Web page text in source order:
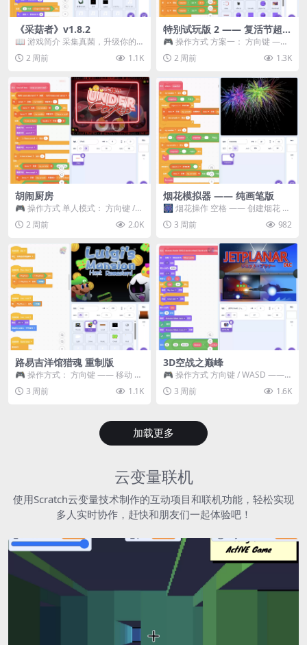
《采菇者》v1.8.2
📖 游戏简介 采集真菌，升级你的
机体，并前往未知领域探索。 这是
一款静谧的探索冒...
2 周前 1.1K
特别试玩版 2 —— 复活节超级
卡丁车赛
🎮 操作方式 方案一： 方向键 ——
移动 Z —— 跳跃 / 漂移 方案二： ...
2 周前 1.3K
胡闹厨房
🎮 操作方式 单人模式： 方向键 /
WASD —— 移动 Z / K —— 抓...
2 周前 2.0K
烟花模拟器 —— 纯画笔版
🎆 烟花操作 空格 —— 创建烟花 1
~ 3 —— 切换烟花类型 普通烟花
嘶...3 周前 982
路易吉洋馆猎魂 重制版
🎮 操作方式： 方向键 —— 移动 &
跳跃 空格 —— 打开宝箱 将你...
3 周前 1.1K
3D空战之巅峰
🎮 操作方式 方向键 / WASD ——
移动 Z / K —— 射击 / 攻击...
3 周前 1.6K
加载更多
云变量联机
使用Scratch云变量技术制作的互动项目和联机功能，轻松实现
多人实时协作，赶快和朋友们一起体验吧！